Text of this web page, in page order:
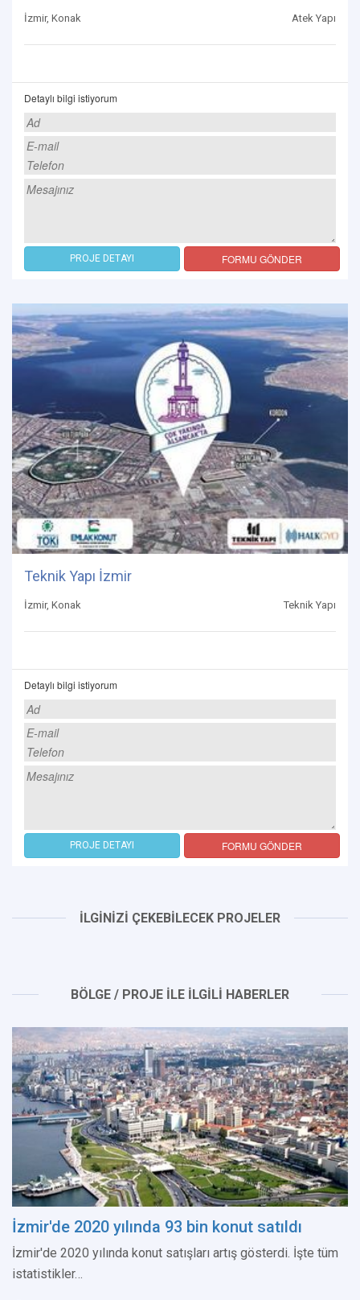
İzmir, Konak Atek Yapı
Detaylı bilgi istiyorum
PROJE DETAYI FORMU GÖNDER
Teknik Yapı İzmir
İzmir, Konak Teknik Yapı
Detaylı bilgi istiyorum
PROJE DETAYI FORMU GÖNDER
İLGİNİZİ ÇEKEBİLECEK PROJELER
BÖLGE / PROJE İLE İLGİLİ HABERLER
İzmir'de 2020 yılında 93 bin konut satıldı
İzmir'de 2020 yılında konut satışları artış gösterdi. İşte tüm
istatistikler…